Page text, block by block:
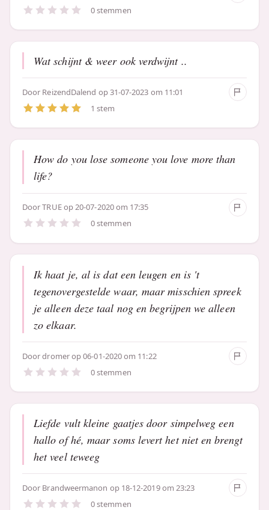
0 stemmen
Wat schijnt & weer ook verdwijnt ..
Door ReizendDalend op 31-07-2023 om 11:01
1 stem
How do you lose someone you love more than
life?
DoorTRUEop 20-07-2020 om 17:35
0 stemmen
Ik haat je, al is dat een leugen en is 't
tegenovergestelde waar, maar misschien spreek
je alleen deze taal nog en begrijpen we alleen
zo elkaar.
Doordromerop 06-01-2020 om 11:22
0 stemmen
Liefde vult kleine gaatjes door simpelweg een
hallo of hé, maar soms levert het niet en brengt
het veel teweeg
Door Brandweermanon op 18-12-2019 om 23:23
0 stemmen